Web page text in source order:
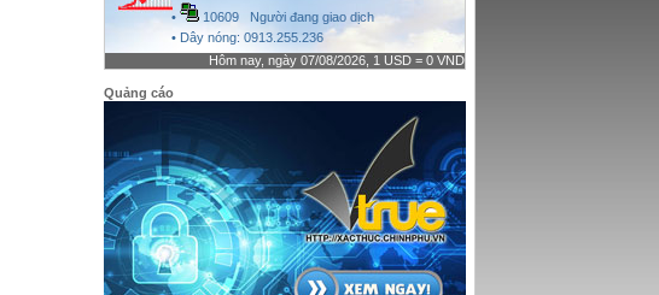
•
10609 Người đang giao dịch
• Dây nóng: 0913.255.236
Hôm nay, ngày 07/08/2026, 1 USD = 0 VND
Quảng cáo